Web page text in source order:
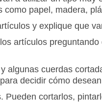
como papel, madera,
y explique que
artículos
algunas cuerdas
decidir cómo
Pueden cortarlos,